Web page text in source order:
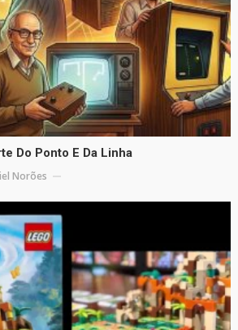
Do Ponto E Da Linha
Norões